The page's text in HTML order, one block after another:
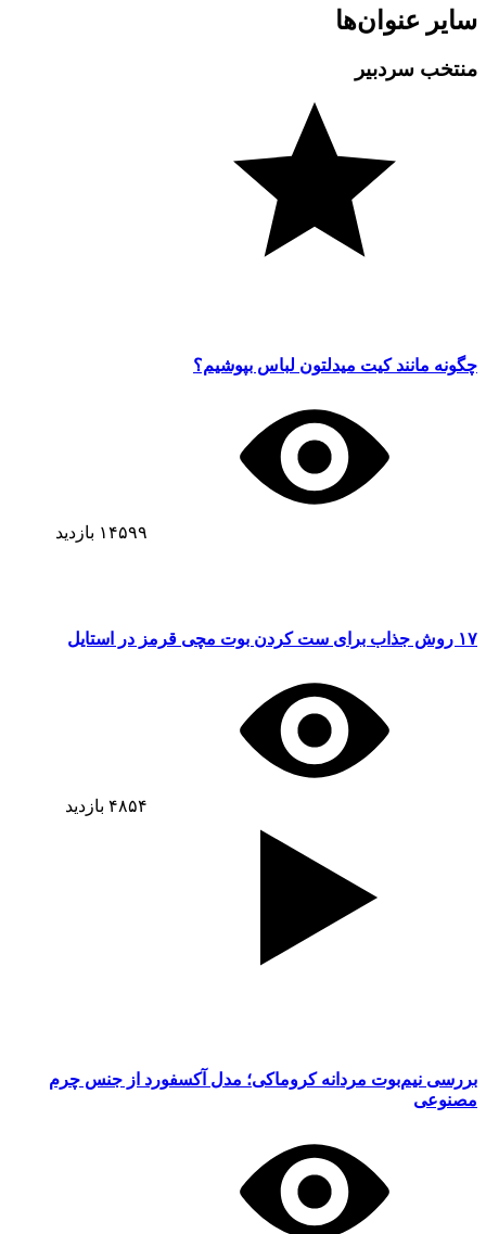
سایر عنوان‌ها
منتخب سردبیر
چگونه مانند کیت میدلتون لباس بپوشیم؟
۱۴۵۹۹ بازدید
۱۷ روش جذاب برای ست کردن بوت مچی قرمز در استایل
۴۸۵۴ بازدید
بررسی نیم‌بوت مردانه کروماکی؛ مدل آکسفورد از جنس چرم
مصنوعی